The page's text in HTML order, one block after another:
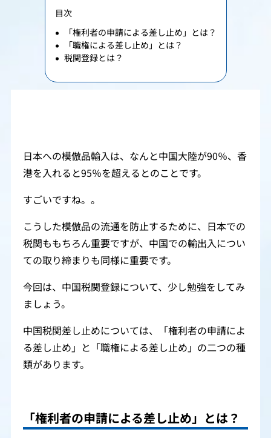
目次
「権利者の申請による差し止め」とは？
「職権による差し止め」とは？
税関登録とは？
日本への模倣品輸入は、なんと中国大陸が90％、香
港を入れると95％を超えるとのことです。
すごいですね。。
こうした模倣品の流通を防止するために、日本での
税関ももちろん重要ですが、中国での輸出入につい
ての取り締まりも同様に重要です。
今回は、中国税関登録について、少し勉強をしてみ
ましょう。
中国税関差し止めについては、「権利者の申請によ
る差し止め」と「職権による差し止め」の二つの種
類があります。
「権利者の申請による差し止め」とは？